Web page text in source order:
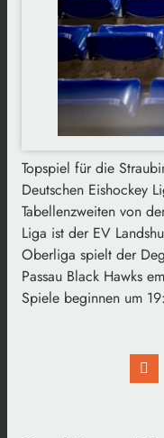
Topspiel für die
Deutschen Eishockey
Tabellenzweiten von
Liga ist der EV
Oberliga spielt der
Passau Black Hawks
Spiele beginnen um